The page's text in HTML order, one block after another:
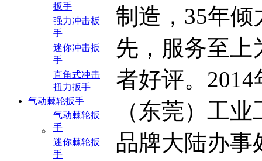
扳手
强力冲击板
手
迷你冲击扳
手
直角式冲击
扭力扳手
气动棘轮扳手
气动棘轮扳
手
迷你棘轮扳
手
制造，35年
先，服务至上
者好评。
（东莞）工
品牌大陆办事